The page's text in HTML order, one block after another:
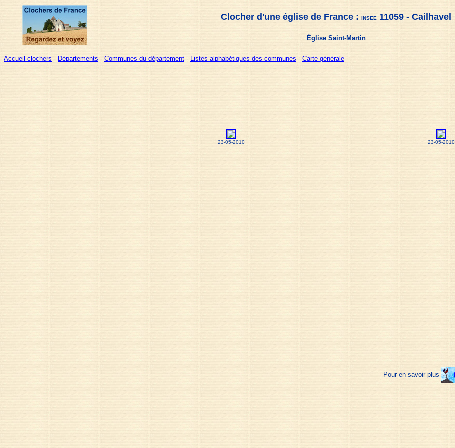
Clocher d'une église de France : INSEE 11059 - Cailhavel
Église Saint-Martin
Accueil clochers - Départements - Communes du département - Listes alphabétiques des communes - Carte générale
23-05-2010 23-05-2010
Pour en savoir plus